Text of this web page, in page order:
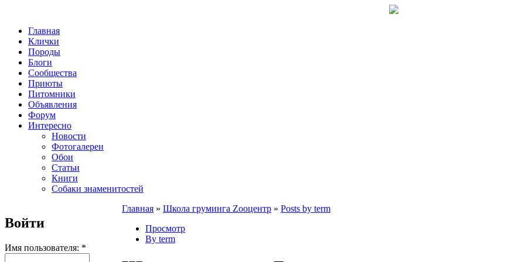
Главная
Клички
Породы
Блоги
Сообщества
Приюты
Питомники
Объявления
Форум
Интересно
Новости
Фотогалереи
Обои
Статьи
Книги
Собаки знаменитостей
Войти
Имя пользователя: *
Главная » Школа груминга Zooцентр » Posts by term
Просмотр
By term